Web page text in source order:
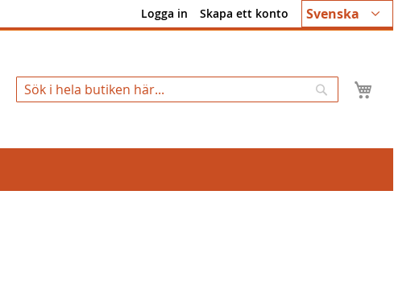
Språk
Svenska
Logga in Skapa ett konto
Sök